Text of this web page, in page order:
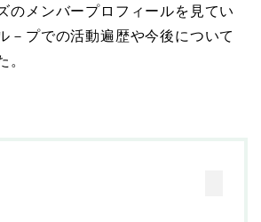
のメンバープロフィールを見てい
－プでの活動遍歴や今後について
。